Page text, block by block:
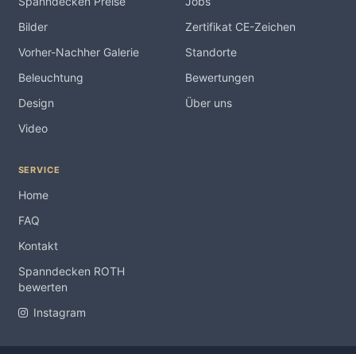
Bilder
Vorher-Nachher Galerie
Beleuchtung
Design
Video
Zertifikat CE-Zeichen
Standorte
Bewertungen
Über uns
SERVICE
Home
FAQ
Kontakt
Spanndecken ROTH
bewerten
Instagram